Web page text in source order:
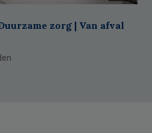
zorg | Van afval